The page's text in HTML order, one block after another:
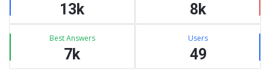
13k 8k
Best Answers
7k
Users
49